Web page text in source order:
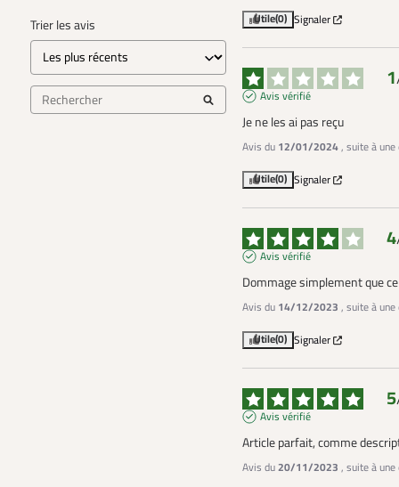
Trier les avis Utile(0) Signaler
1
Avis vérifié
Je ne les ai pas reçu
Avis du 12/01/2024, suite à
Utile(0) Signaler
4
Avis vérifié
Dommage simplement que
Avis du 14/12/2023 , suite à
Utile(0) Signaler
5
Avis vérifié
Article parfait, comme
Avis du20/11/2023 , suite à